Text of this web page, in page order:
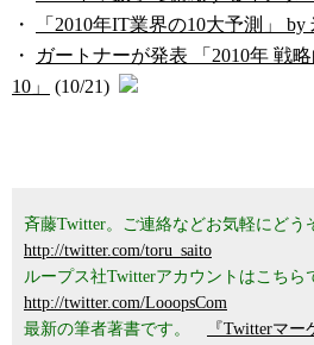
・
「2010年IT業界の10大予測」 by
・
ガートナーが発表 「2010年 戦
10」
(10/21)
斉藤Twitter。ご連絡などお気軽にど
http://twitter.com/toru_saito
ループス社Twitterアカウントはこち
http://twitter.com/LooopsCom
最新の筆者著書です。
『Twitterマ